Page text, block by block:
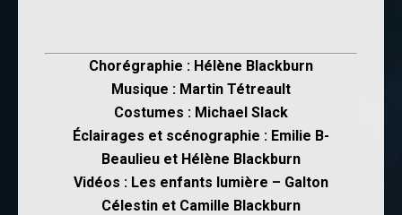
Chorégraphie : Hélène Blackburn
Musique : Martin Tétreault
Costumes : Michael Slack
Éclairages et scénographie : Emilie B-
Beaulieu et Hélène Blackburn
Vidéos : Les enfants lumière – Galton
Célestin et Camille Blackburn